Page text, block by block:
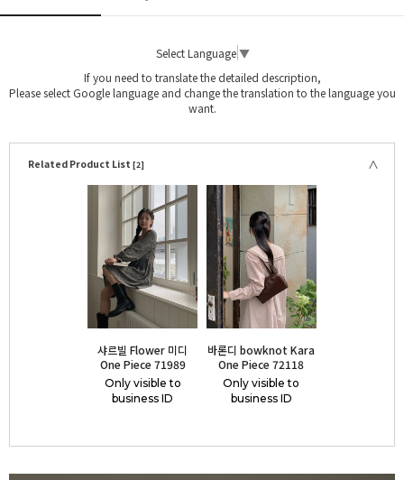
Select Language ▼
If you need to translate the detailed description,
Please select Google language and change the translation to the language you
want.
Related Product List [2]
샤르빌 Flower 미디
One Piece 71989
Only visible to
business ID
바론디 bowknot Kara
One Piece 72118
Only visible to
business ID